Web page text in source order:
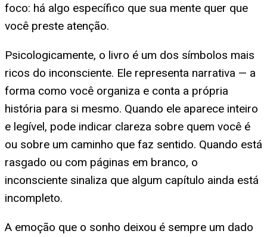
foco: há algo específico que sua mente quer que
você preste atenção.
Psicologicamente, o livro é um dos símbolos mais
ricos do inconsciente. Ele representa narrativa — a
forma como você organiza e conta a própria
história para si mesmo. Quando ele aparece inteiro
e legível, pode indicar clareza sobre quem você é
ou sobre um caminho que faz sentido. Quando está
rasgado ou com páginas em branco, o
inconsciente sinaliza que algum capítulo ainda está
incompleto.
A emoção que o sonho deixou é sempre um dado